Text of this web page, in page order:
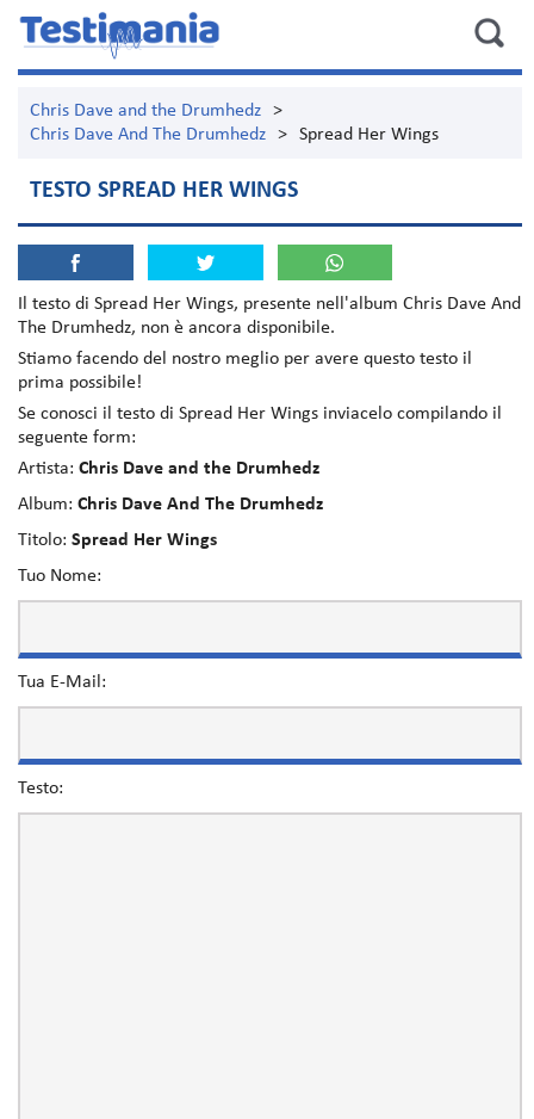
Chris Dave and the Drumhedz
>
Chris Dave And The Drumhedz
> Spread Her Wings
TESTO SPREAD HER WINGS
Il testo di Spread Her Wings, presente nell'album Chris Dave And
The Drumhedz, non è ancora disponibile.
Stiamo facendo del nostro meglio per avere questo testo il
prima possibile!
Se conosci il testo di Spread Her Wings inviacelo compilando il
seguente form:
Artista: Chris Dave and the Drumhedz
Album: Chris Dave And The Drumhedz
Titolo: Spread Her Wings
Tuo Nome:
Tua E-Mail:
Testo: